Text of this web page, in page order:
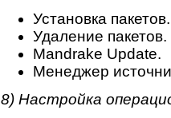
Установка пакетов.
Удаление пакетов.
Mandrake Update.
Менеджер
8) Настройка